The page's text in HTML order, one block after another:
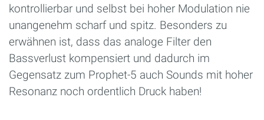
kontrollierbar und selbst bei hoher Modulation nie
unangenehm scharf und spitz. Besonders zu
erwähnen ist, dass das analoge Filter den
Bassverlust kompensiert und dadurch im
Gegensatz zum Prophet-5 auch Sounds mit hoher
Resonanz noch ordentlich Druck haben!